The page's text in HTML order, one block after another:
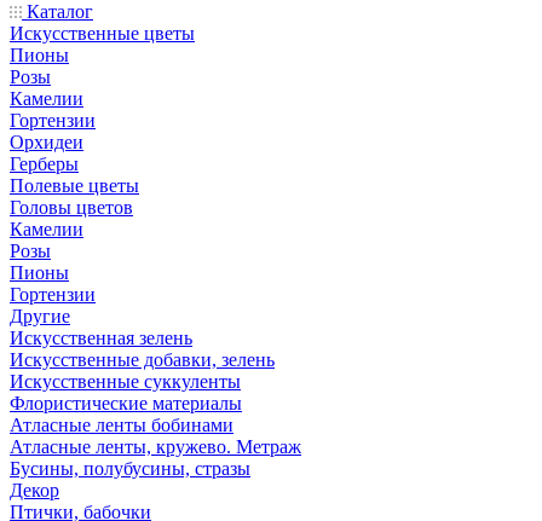
Каталог
Искусственные цветы
Пионы
Розы
Камелии
Гортензии
Орхидеи
Герберы
Полевые цветы
Головы цветов
Камелии
Розы
Пионы
Гортензии
Другие
Искусственная зелень
Искусственные добавки, зелень
Искусственные суккуленты
Флористические материалы
Атласные ленты бобинами
Атласные ленты, кружево. Метраж
Бусины, полубусины, стразы
Декор
Птички, бабочки